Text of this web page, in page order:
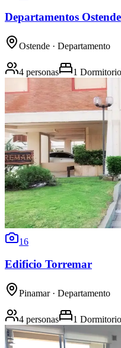
Departamentos Ostende
Ostende · Departamento
4 personas 1 Dormitorio
16
Edificio Torremar
Pinamar· Departamento
4 personas 1 Dormitorio